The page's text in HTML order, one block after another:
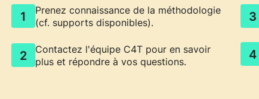
1
Prenez connaissance de la méthodologie
(cf. supports disponibles).
2
Contactez l'équipe C4T pour en savoir
plus et répondre à vos questions.
3
4